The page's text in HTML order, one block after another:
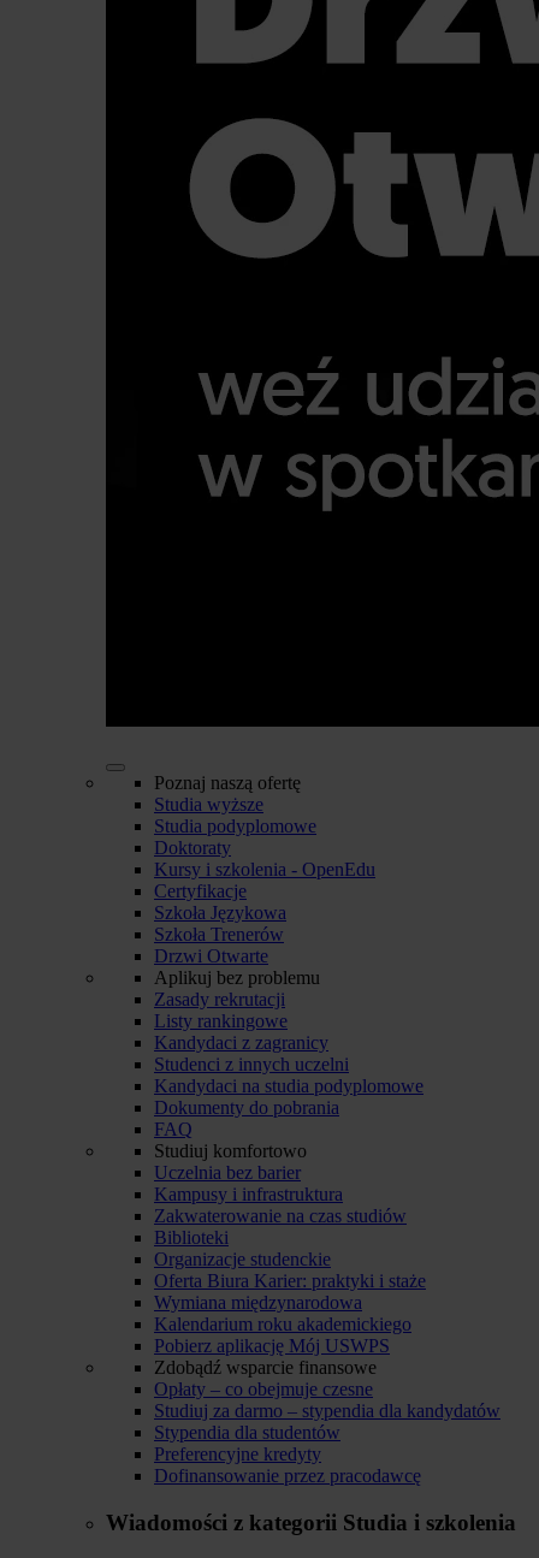
Poznaj naszą ofertę
Studia wyższe
Studia podyplomowe
Doktoraty
Kursy i szkolenia - OpenEdu
Certyfikacje
Szkoła Językowa
Szkoła Trenerów
Drzwi Otwarte
Aplikuj bez problemu
Zasady rekrutacji
Listy rankingowe
Kandydaci z zagranicy
Studenci z innych uczelni
Kandydaci na studia podyplomowe
Dokumenty do pobrania
FAQ
Studiuj komfortowo
Uczelnia bez barier
Kampusy i infrastruktura
Zakwaterowanie na czas studiów
Biblioteki
Organizacje studenckie
Oferta Biura Karier: praktyki i staże
Wymiana międzynarodowa
Kalendarium roku akademickiego
Pobierz aplikację Mój USWPS
Zdobądź wsparcie finansowe
Opłaty – co obejmuje czesne
Studiuj za darmo – stypendia dla kandydatów
Stypendia dla studentów
Preferencyjne kredyty
Dofinansowanie przez pracodawcę
Wiadomości z kategorii Studia i szkolenia